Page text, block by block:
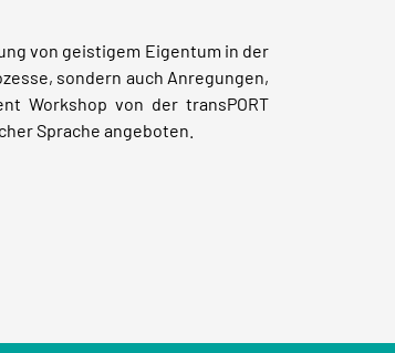
von geistigem Eigentum in der
sondern auch Anregungen,
Workshop von der transPORT
Sprache angeboten.